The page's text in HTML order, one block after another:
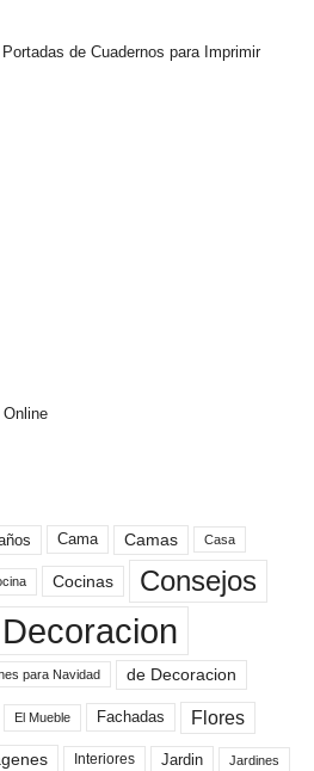
de Cuadernos para Imprimir
Cama Camas Casa
Cocinas Consejos
Decoracion
para Navidad de Decoracion
El Mueble Fachadas Flores
Interiores Jardin Jardines